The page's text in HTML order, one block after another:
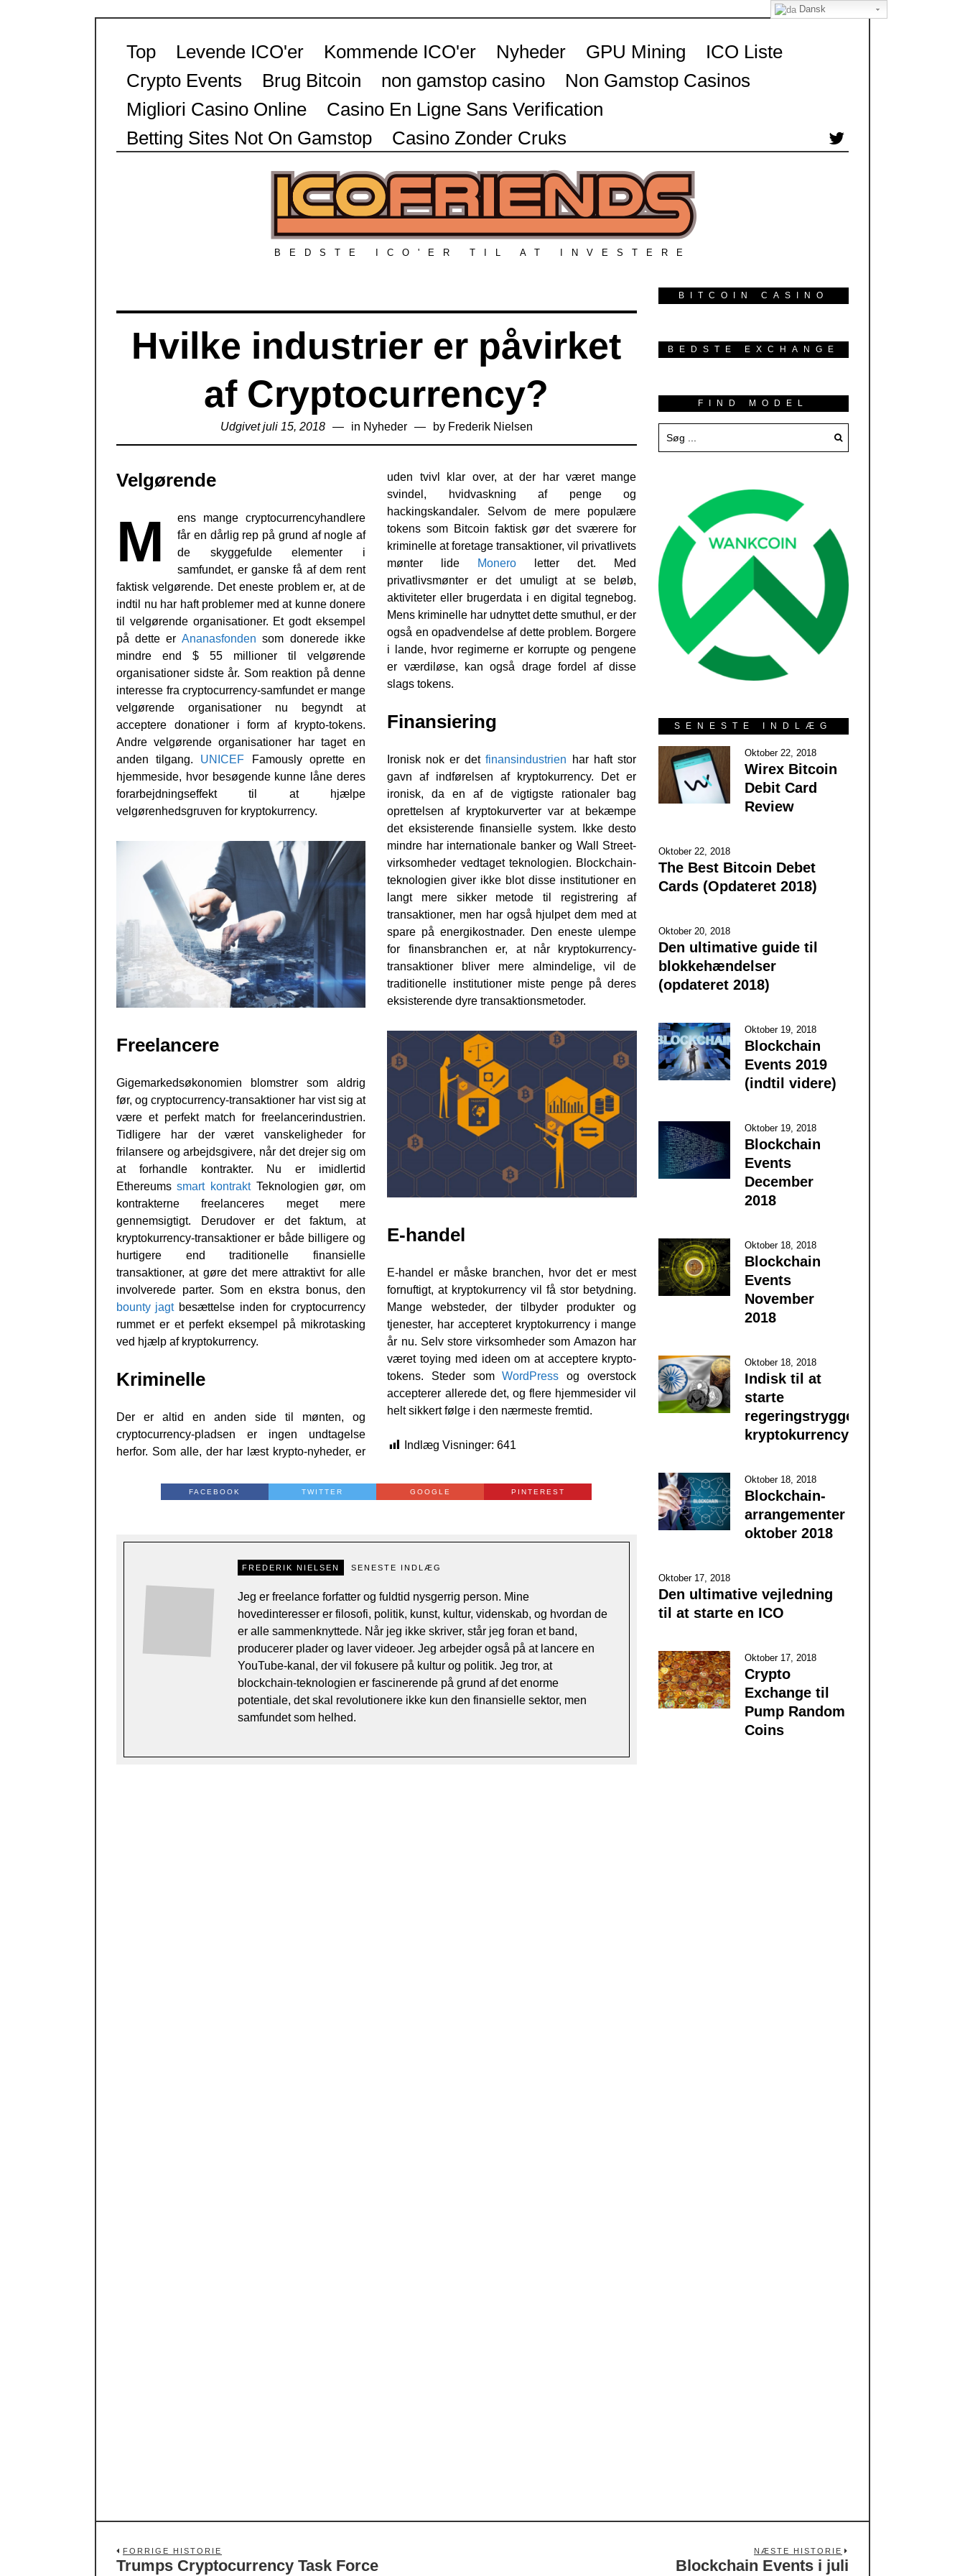
Top Levende ICO'er Kommende ICO'er Nyheder GPU Mining
ICO Liste
Crypto Events
Brug Bitcoin non gamstop casino
Non Gamstop Casinos
Migliori Casino Online
Casino En Ligne Sans Verification
Betting Sites Not On Gamstop
Casino Zonder Cruks
BEDSTE ICO'ER TIL AT INVESTERE
Hvilke industrier er påvirket
af Cryptocurrency?
Udgivet juli 15, 2018 in Nyheder by Frederik Nielsen
Velgørende
M
ens mange cryptocurrencyhandlere
får en dårlig rep på grund af nogle af
de skyggefulde elementer i
samfundet, er ganske få af dem rent
faktisk velgørende. Det eneste problem er, at de
indtil nu har haft problemer med at kunne donere
til velgørende organisationer. Et godt eksempel
på dette er Ananasfonden som donerede ikke
mindre end $ 55 millioner til velgørende
organisationer sidste år. Som reaktion på denne
interesse fra cryptocurrency-samfundet er mange
velgørende organisationer nu begyndt at
acceptere donationer i form af krypto-tokens.
Andre velgørende organisationer har taget en
anden tilgang. UNICEF Famously oprette en
hjemmeside, hvor besøgende kunne låne deres
forarbejdningseffekt til at hjælpe
velgørenhedsgruven for kryptokurrency.
Freelancere
Gigemarkedsøkonomien blomstrer som aldrig
før, og cryptocurrency-transaktioner har vist sig at
være et perfekt match for freelancerindustrien.
Tidligere har der været vanskeligheder for
frilansere og arbejdsgivere, når det drejer sig om
at forhandle kontrakter. Nu er imidlertid
Ethereums smart kontraktTeknologien gør, om
kontrakterne freelanceres meget mere
gennemsigtigt. Derudover er det faktum, at
kryptokurrency-transaktioner er både billigere og
hurtigere end traditionelle finansielle
transaktioner, at gøre det mere attraktivt for alle
involverede parter. Som en ekstra bonus, den
bounty jagtbesættelse inden for cryptocurrency
rummet er et perfekt eksempel på mikrotasking
ved hjælp af kryptokurrency.
Kriminelle
Der er altid en anden side til mønten, og
cryptocurrency-pladsen er ingen undtagelse
herfor. Som alle, der har læst krypto-nyheder, er
uden tvivl klar over, at der har været mange
svindel, hvidvaskning af penge og
hackingskandaler. Selvom de mere populære
tokens som Bitcoin faktisk gør det sværere for
kriminelle at foretage transaktioner, vil privatlivets
mønter lide Monero letter det. Med
privatlivsmønter er det umuligt at se beløb,
aktiviteter eller brugerdata i en digital tegnebog.
Mens kriminelle har udnyttet dette smuthul, er der
også en opadvendelse af dette problem. Borgere
i lande, hvor regimerne er korrupte og pengene
er værdiløse, kan også drage fordel af disse
slags tokens.
Finansiering
Ironisk nok er detfinansindustrien har haft stor
gavn af indførelsen af ​​kryptokurrency. Det er
ironisk, da en af ​​de vigtigste rationaler bag
oprettelsen af ​​kryptokurverter var at bekæmpe
det eksisterende finansielle system. Ikke desto
mindre har internationale banker og Wall Street-
virksomheder vedtaget teknologien. Blockchain-
teknologien giver ikke blot disse institutioner en
langt mere sikker metode til registrering af
transaktioner, men har også hjulpet dem med at
spare på energikostnader. Den eneste ulempe
for finansbranchen er, at når kryptokurrency-
transaktioner bliver mere almindelige, vil de
traditionelle institutioner miste penge på deres
eksisterende dyre transaktionsmetoder.
E-handel
E-handel er måske branchen, hvor det er mest
fornuftigt, at kryptokurrency vil få stor betydning.
Mange websteder, der tilbyder produkter og
tjenester, har accepteret kryptokurrency i mange
år nu. Selv store virksomheder som Amazon har
været toying med ideen om at acceptere krypto-
tokens. Steder somWordPress og overstock
accepterer allerede det, og flere hjemmesider vil
helt sikkert følge i den nærmeste fremtid.
Indlæg Visninger:641
FACEBOOK TWITTER GOOGLE PINTEREST
FREDERIK NIELSEN SENESTE INDLÆG
Jeg er freelance forfatter og fuldtid nysgerrig person. Mine
hovedinteresser er filosofi, politik, kunst, kultur, videnskab, og hvordan de
er alle sammenknyttede. Når jeg ikke skriver, står jeg foran et band,
producerer plader og laver videoer. Jeg arbejder også på at lancere en
YouTube-kanal, der vil fokusere på kultur og politik. Jeg tror, ​​at
blockchain-teknologien er fascinerende på grund af det enorme
potentiale, det skal revolutionere ikke kun den finansielle sektor, men
samfundet som helhed.
BITCOIN CASINO
BEDSTE EXCHANGE
FIND MODEL
SENESTE INDLÆG
Oktober 22, 2018
Wirex Bitcoin
Debit Card
Review
Oktober 22, 2018
The Best Bitcoin Debet
Cards (Opdateret 2018)
Oktober 20, 2018
Den ultimative guide til
blokkehændelser
(opdateret 2018)
Oktober 19, 2018
Blockchain
Events 2019
(indtil videre)
Oktober 19, 2018
Blockchain
Events
December
2018
Oktober 18, 2018
Blockchain
Events
November
2018
Oktober 18, 2018
Indisk til at
starte
regeringstryggede
kryptokurrency
Oktober 18, 2018
Blockchain-
arrangementer
oktober 2018
Oktober 17, 2018
Den ultimative vejledning
til at starte en ICO
Oktober 17, 2018
Crypto
Exchange til
Pump Random
Coins
FORRIGE HISTORIE
Trumps Cryptocurrency Task Force
NÆSTE HISTORIE
Blockchain Events i juli
Dansk